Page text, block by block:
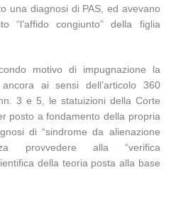
una diagnosi di PAS, ed avevano
“l’affido congiunto” della figlia
motivo di impugnazione la
ai sensi dell’articolo 360
3 e 5, le statuizioni della Corte
posto a fondamento della propria
di “sindrome da alienazione
provvedere alla “verifica
della teoria posta alla base